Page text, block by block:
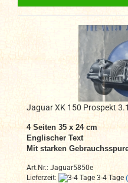
Jaguar XK 150 Prospekt
4 Seiten 35 x 24 cm
Englischer Text
Mit starken
Art.Nr.: Jaguar5850e
Lieferzeit:
3-4 Tage